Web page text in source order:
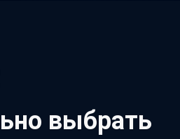
выбрать